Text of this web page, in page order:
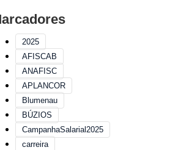
2025
AFISCAB
ANAFISC
APLANCOR
Blumenau
BÚZIOS
CampanhaSalarial2025
carreira